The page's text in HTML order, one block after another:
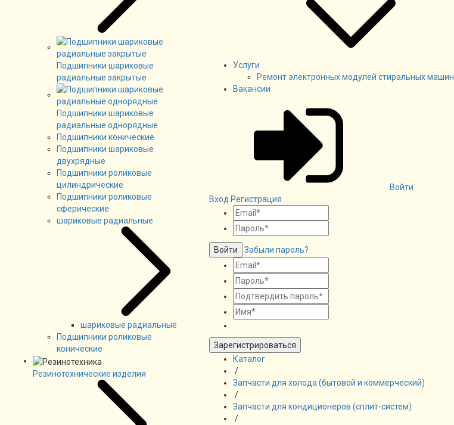
Подшипники шариковые
радиальные закрытые
Подшипники шариковые
радиальные однорядные
Подшипники конические
Подшипники шариковые
двухрядные
Подшипники роликовые
цилиндрические
Подшипники роликовые
сферические
шариковые радиальные
шариковые радиальные
Подшипники роликовые
конические
Резинотехнические изделия
Услуги
Ремонт электронных модулей стиральных машин
Вакансии
Войти
Вход Регистрация
Войти Забыли пароль?
Зарегистрироваться
Каталог
/
Запчасти для холода (бытовой и коммерческий)
/
Запчасти для кондиционеров (сплит-систем)
/